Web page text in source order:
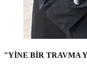
"YİNE BİR TRAVMA